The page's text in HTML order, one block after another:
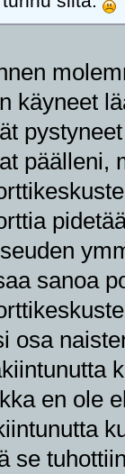
käyneet
päälleni,
sanoa
osa
en ole
se